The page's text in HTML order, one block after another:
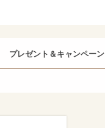
プレゼント＆キャンペーン